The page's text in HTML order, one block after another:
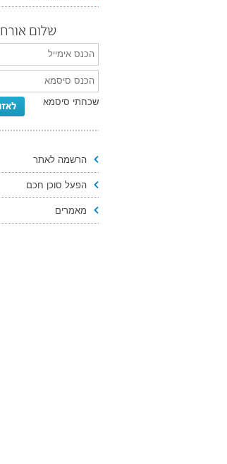
שלום אורח
שכחתי סיסמא
הרשמה לאתר
הפעל סוכן חכם
מאמרים